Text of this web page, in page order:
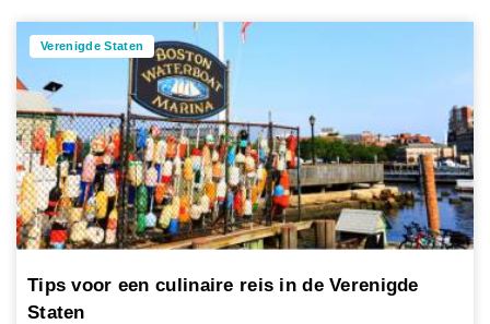
Verenigde Staten
Tips voor een culinaire reis in de Verenigde
Staten